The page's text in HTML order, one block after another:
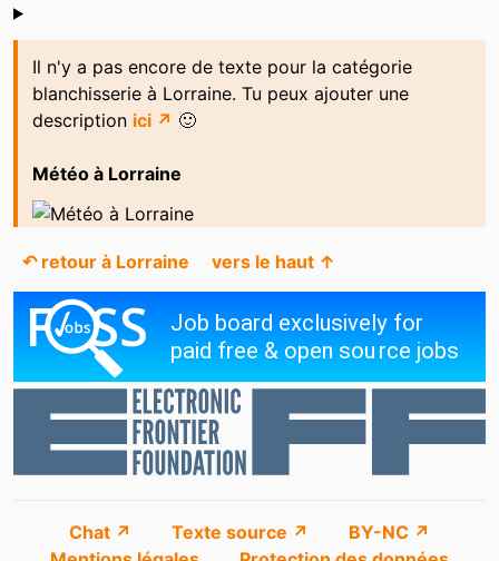
Shoutbox
Il n'y a pas encore de texte pour la catégorie
blanchisserie à Lorraine. Tu peux ajouter une
description ici ↗ 🙂
Météo à Lorraine
↶ retour à Lorraine vers le haut ↑
Chat ↗ Texte source ↗
BY-NC ↗